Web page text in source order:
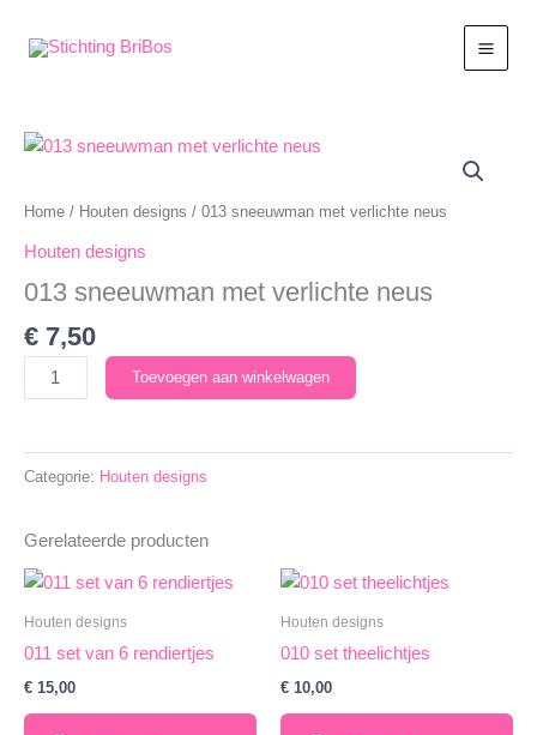
naar
Home / Houten designs / 013 sneeuwman met verlichte neus
Houten designs
013 sneeuwman met verlichte neus
€ 7,50
sneeuwman
verlichte
neus
Toevoegen aan winkelwagen
Categorie: Houten designs
Gerelateerde producten
Houten designs
011 set van 6 rendiertjes
€ 15,00
Houten designs
010 set theelichtjes
€ 10,00